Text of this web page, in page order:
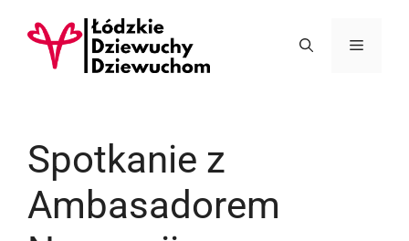
Menu
Spotkanie z
Ambasadorem